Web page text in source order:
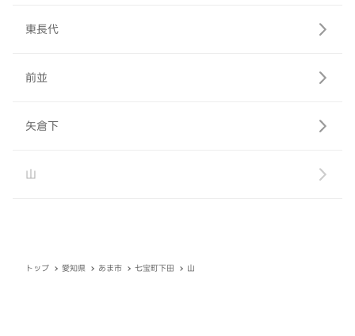
東長代
前並
矢倉下
山
トップ 愛知県 あま市 七宝町下田 山